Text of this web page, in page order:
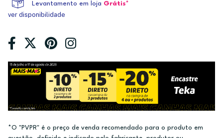
Levantamento em loja Grátis*
ver disponibilidade
*O "PVPR" é o preço de venda recomendado para o produto em